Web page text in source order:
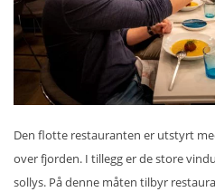
Den flotte restauranten er utstyrt
over fjorden. I tillegg er de store
sollys. På denne måten tilbyr